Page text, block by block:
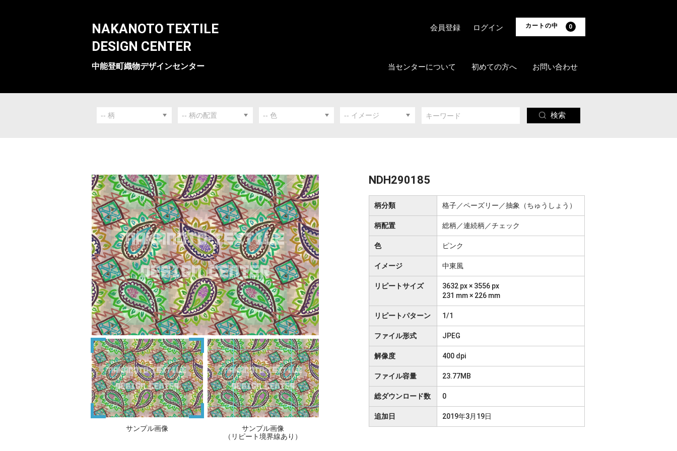
NAKANOTO TEXTILE
DESIGN CENTER
中能登町織物デザインセンター 当センターについて 初めての方へ お問い合わせ
カートの中 0
会員登録 ログイン
検索
サンプル画像
サンプル画像
（リピート境界線あり）
NDH290185
柄分類 格子／ペーズリー／抽象（ちゅうしょう）
柄配置 総柄／連続柄／チェック
色 ピンク
イメージ 中東風
リピートサイズ
3632 px × 3556 px
231 mm × 226 mm
リピートパターン 1/1
ファイル形式 JPEG
解像度 400 dpi
ファイル容量 23.77MB
総ダウンロード数 0
追加日 2019年3月19日